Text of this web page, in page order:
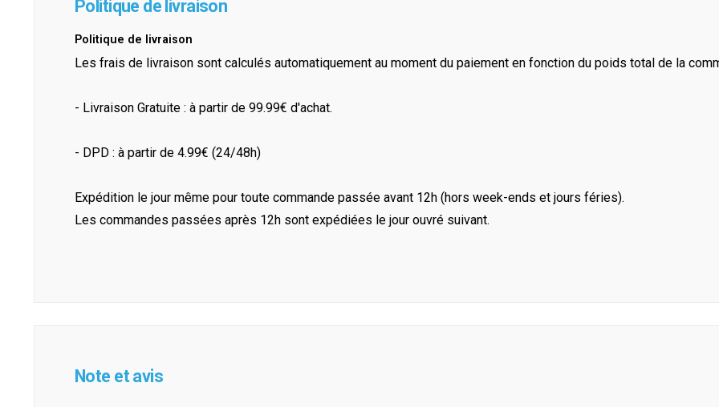
Politique de livraison
Politique de livraison
Les frais de livraison sont calculés automatiquement au moment du paiement en fonction du poids total de la
- Livraison Gratuite : à partir de 99.99€ d'achat.
- DPD : à partir de 4.99€ (24/48h)
Expédition le jour même pour toute commande passée avant 12h (hors week-ends et jours féries).
Les commandes passées après 12h sont expédiées le jour ouvré suivant.
Note et avis